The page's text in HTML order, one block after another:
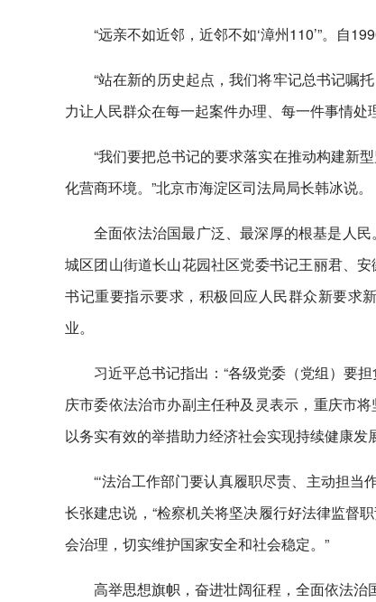
“远亲不如近邻，近邻不如‘漳州110’”。自
“站在新的历史起点，我们将牢记总书记嘱
力让人民群众在每一起案件办理、每一件事情处
“我们要把总书记的要求落实在推动构建新
化营商环境。”北京市海淀区司法局局长韩冰说。
全面依法治国最广泛、最深厚的根基是人
城区团山街道长山花园社区党委书记王丽君、
书记重要指示要求，积极回应人民群众新要求
业。
习近平总书记指出：“各级党委（党组）要
庆市委依法治市办副主任种及灵表示，重庆市
以务实有效的举措助力经济社会实现持续健康发
“‘法治工作部门要认真履职尽责、主动担
长张建忠说，“检察机关将坚决履行好法律监督
会治理，切实维护国家安全和社会稳定。”
高举思想旗帜，奋进壮阔征程，全面依法治